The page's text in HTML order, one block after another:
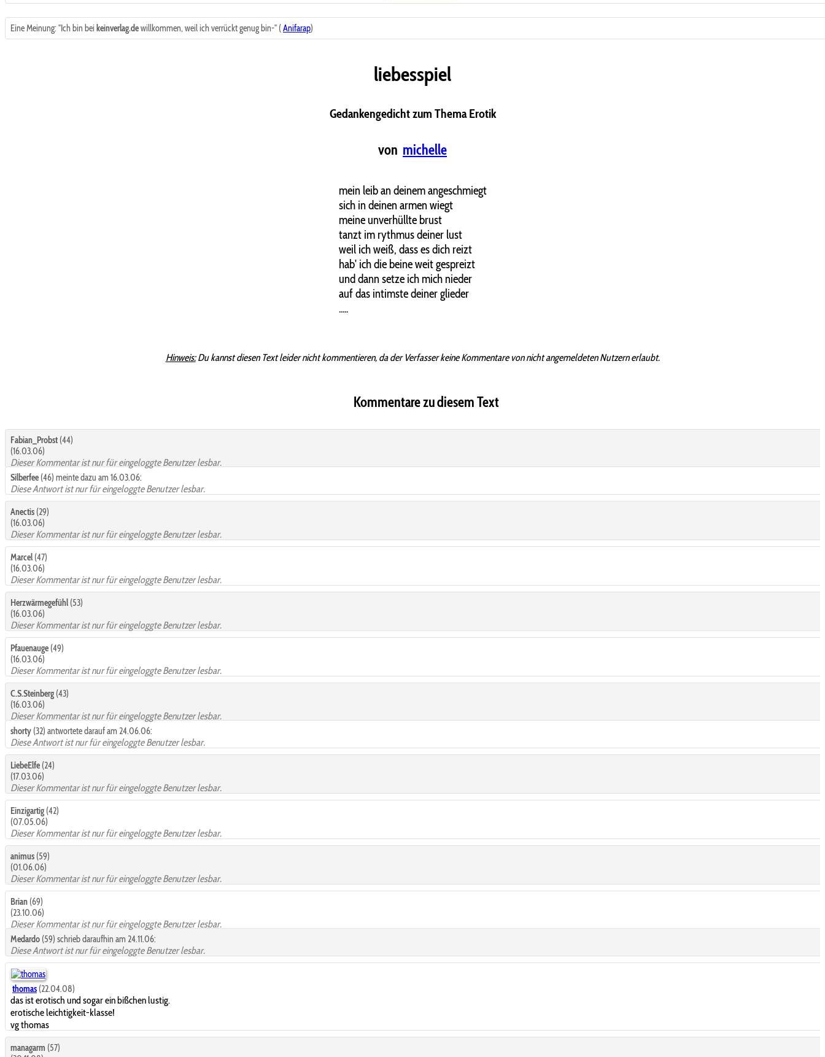
Eine Meinung: "Ich bin bei keinverlag.dewillkommen, weil ich verrückt genug bin-" (Anifarap)
liebesspiel
Gedankengedicht zum Thema Erotik
von michelle
mein leib an deinem angeschmiegt
sich in deinen armen wiegt
meine unverhüllte brust
tanzt im rythmus deiner lust
weil ich weiß, dass es dich reizt
hab' ich die beine weit gespreizt
und dann setze ich mich nieder
auf das intimste deiner glieder
.....
Hinweis:Du kannst diesen Text leider nicht kommentieren, da der Verfasser keine Kommentare von nicht angemeldeten Nutzern erlaubt.
Kommentare zu diesem Text
Fabian_Probst (44)
(16.03.06)
Dieser Kommentar ist nur für eingeloggte Benutzer lesbar.
Silberfee (46) meinte dazu am 16.03.06:
Diese Antwort ist nur für eingeloggte Benutzer lesbar.
Anectis (29)
(16.03.06)
Dieser Kommentar ist nur für eingeloggte Benutzer lesbar.
Marcel (47)
(16.03.06)
Dieser Kommentar ist nur für eingeloggte Benutzer lesbar.
Herzwärmegefühl (53)
(16.03.06)
Dieser Kommentar ist nur für eingeloggte Benutzer lesbar.
Pfauenauge (49)
(16.03.06)
Dieser Kommentar ist nur für eingeloggte Benutzer lesbar.
C.S.Steinberg (43)
(16.03.06)
Dieser Kommentar ist nur für eingeloggte Benutzer lesbar.
shorty (32) antwortete darauf am 24.06.06:
Diese Antwort ist nur für eingeloggte Benutzer lesbar.
LiebeElfe (24)
(17.03.06)
Dieser Kommentar ist nur für eingeloggte Benutzer lesbar.
Einzigartig (42)
(07.05.06)
Dieser Kommentar ist nur für eingeloggte Benutzer lesbar.
animus (59)
(01.06.06)
Dieser Kommentar ist nur für eingeloggte Benutzer lesbar.
Brian (69)
(23.10.06)
Dieser Kommentar ist nur für eingeloggte Benutzer lesbar.
Medardo (59) schrieb daraufhin am 24.11.06:
Diese Antwort ist nur für eingeloggte Benutzer lesbar.
thomas (22.04.08)
das ist erotisch und sogar ein bißchen lustig.
erotische leichtigkeit-klasse!
vg thomas
managarm (57)